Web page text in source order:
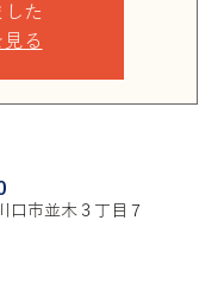
た
る
口市並木３丁目７